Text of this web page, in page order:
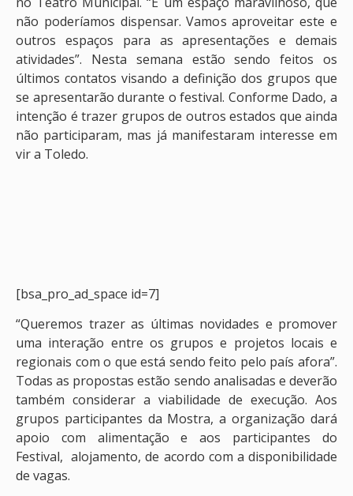
não poderíamos dispensar. Vamos aproveitar este e
outros espaços para as apresentações e demais
atividades”. Nesta semana estão sendo feitos os
últimos contatos visando a definição dos grupos que
se apresentarão durante o festival. Conforme Dado, a
intenção é trazer grupos de outros estados que ainda
não participaram, mas já manifestaram interesse em
vir a Toledo.
[bsa_pro_ad_space id=7]
“Queremos trazer as últimas novidades e promover
uma interação entre os grupos e projetos locais e
regionais com o que está sendo feito pelo país afora”.
Todas as propostas estão sendo analisadas e deverão
também considerar a viabilidade de execução. Aos
grupos participantes da Mostra, a organização dará
apoio com alimentação e aos participantes do
Festival, alojamento, de acordo com a disponibilidade
de vagas.